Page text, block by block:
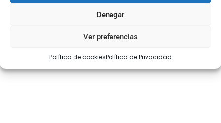
Denegar
Ver preferencias
Política de cookiesPolítica de Privacidad
Color. marrón